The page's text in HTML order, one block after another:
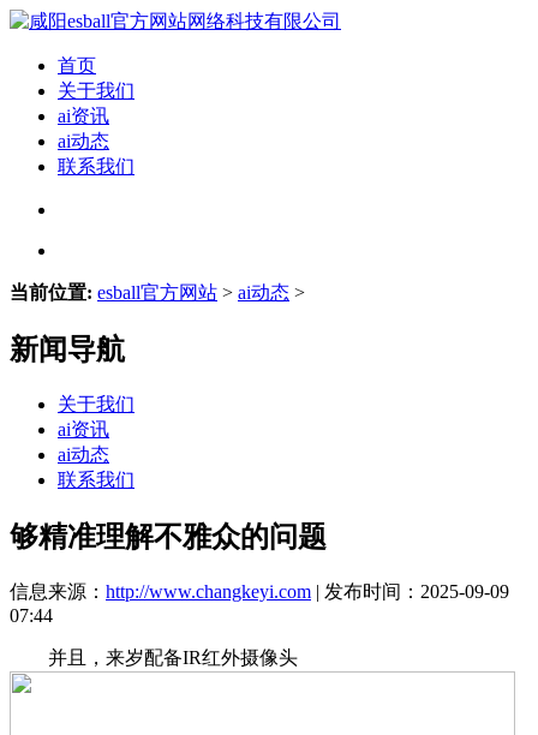
首页
关于我们
ai资讯
ai动态
联系我们
当前位置: esball官方网站 > ai动态 >
新闻导航
关于我们
ai资讯
ai动态
联系我们
够精准理解不雅众的问题
信息来源： http://www.changkeyi.com | 发布时间：2025-09-09
07:44
并且，来岁配备IR红外摄像头